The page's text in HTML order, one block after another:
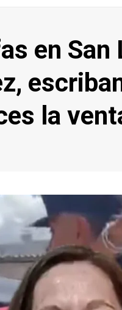
en San
la